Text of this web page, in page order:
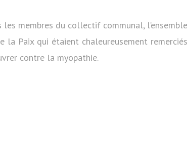
membres du collectif communal,
Paix qui étaient chaleureusement
contre la myopathie.